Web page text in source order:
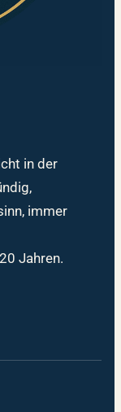
in der
immer
Jahren.